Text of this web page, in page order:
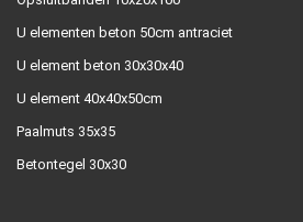
U elementen beton 50cm antraciet
U element beton 30x30x40
U element 40x40x50cm
Paalmuts 35x35
Betontegel 30x30